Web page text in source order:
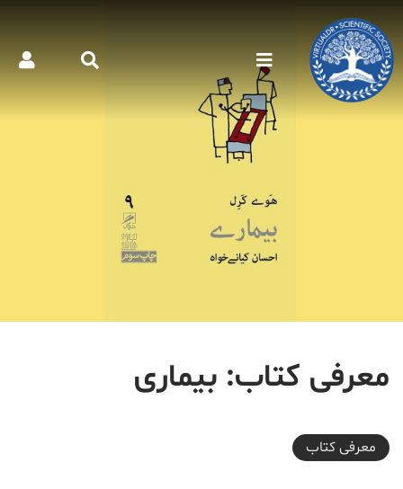
معرفی کتاب: بیماری
2018-09-07T14:03:36+04:30
معرفی کتاب